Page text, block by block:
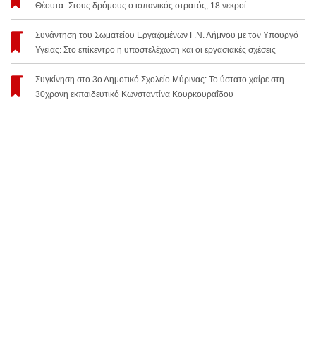
Θέουτα -Στους δρόμους ο ισπανικός στρατός, 18 νεκροί
Συνάντηση του Σωματείου Εργαζομένων Γ.Ν. Λήμνου με τον Υπουργό
Υγείας: Στο επίκεντρο η υποστελέχωση και οι εργασιακές σχέσεις
Συγκίνηση στο 3ο Δημοτικό Σχολείο Μύρινας: Το ύστατο χαίρε στη
30χρονη εκπαιδευτικό Κωνσταντίνα Κουρκουραΐδου